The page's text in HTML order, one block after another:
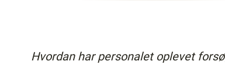
Hvordan har personalet oplevet